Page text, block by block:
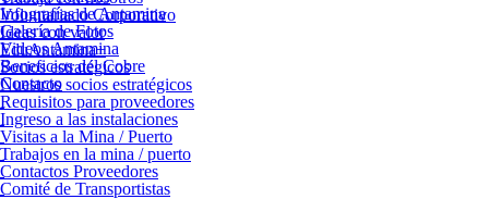
Infografías de Antamina
Galería de Fotos
Videos Antamina
Beneficios del Cobre
Contacto
Voluntariado Corporativo
Ideas con valor
EduAntamina+
Socios estratégicos
Nuestros socios estratégicos
Requisitos para proveedores
Ingreso a las instalaciones
Visitas a la Mina / Puerto
Trabajos en la mina / puerto
Contactos Proveedores
Comité de Transportistas